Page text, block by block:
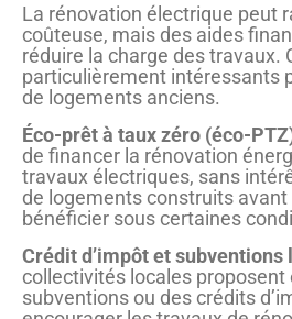
La rénovation électrique peut
coûteuse, mais des aides
réduire la charge des travaux.
particulièrement intéressants
de logements anciens.
Éco-prêt à taux zéro (éco-
de financer la rénovation
travaux électriques, sans
de logements construits
bénéficier sous certaines
Crédit d’impôt et subventions
collectivités locales
subventions ou des crédits